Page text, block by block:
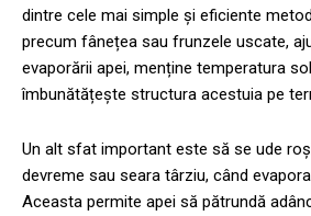
dintre cele mai simple și eficiente
precum fânețea sau frunzele uscate,
evaporării apei, menține temperatura
îmbunătățește structura acestuia pe
Un alt sfat important este să se ude
devreme sau seara târziu, când
Aceasta permite apei să pătrundă